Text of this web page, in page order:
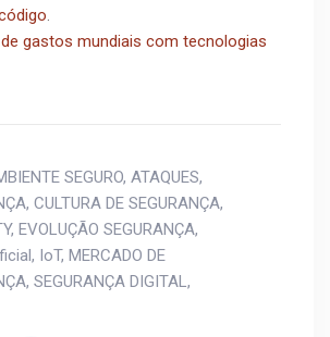
.
gastos mundiais com tecnologias
SEGURO, ATAQUES,
, CULTURA DE SEGURANÇA,
, EVOLUÇÃO SEGURANÇA,
, IoT, MERCADO DE
, SEGURANÇA DIGITAL,